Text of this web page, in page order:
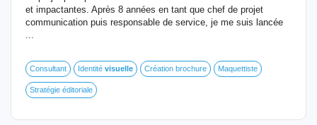
et impactantes. Après 8 années en tant que chef de projet
communication puis responsable de service, je me suis lancée
...
Consultant Identité visuelle Création brochure Maquettiste
Stratégie éditoriale